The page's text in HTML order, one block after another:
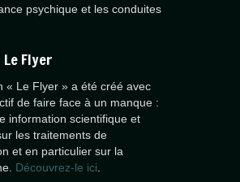
psychique et les conduites
Flyer
« Le Flyer » a été créé avec
de faire face à un manque :
information scientifique et
les traitements de
et en particulier sur la
Découvrez-le ici